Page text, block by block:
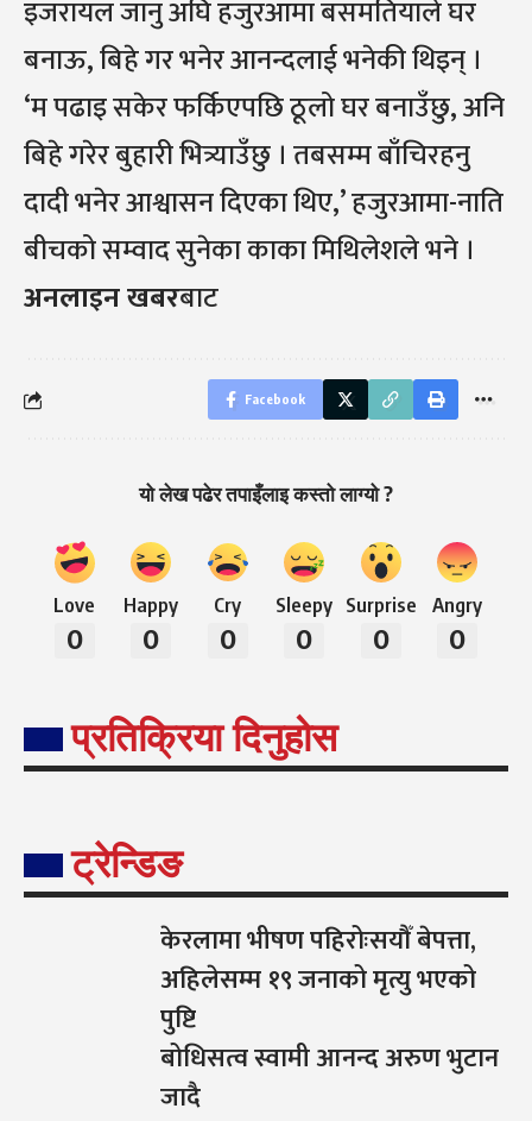
इजरायल जानु अघि हजुरआमा बसमतियाले घर
बनाऊ, बिहे गर भनेर आनन्दलाई भनेकी थिइन् ।
‘म पढाइ सकेर फर्किएपछि ठूलो घर बनाउँछु, अनि
बिहे गरेर बुहारी भित्र्याउँछु । तबसम्म बाँचिरहनु
दादी भनेर आश्वासन दिएका थिए,’ हजुरआमा-नाति
बीचको सम्वाद सुनेका काका मिथिलेशले भने ।
अनलाइन खबरबाट
Facebook
यो लेख पढेर तपाइँलाइ कस्तो लाग्यो ?
Love
0
Happy
0
Cry
0
Sleepy
0
Surprise
0
Angry
0
प्रतिक्रिया दिनुहोस
ट्रेन्डिङ
केरलामा भीषण पहिरोःसयौँ बेपत्ता,
अहिलेसम्म १९ जनाको मृत्यु भएको
पुष्टि
बोधिसत्व स्वामी आनन्द अरुण भुटान
जादै